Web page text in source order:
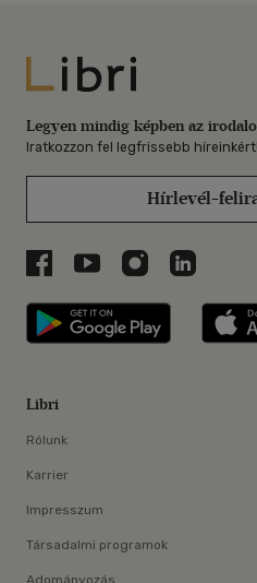
Libri
Legyen mindig képben az
Iratkozzon fel legfrissebb híreinkért!
Hírlevél-
Libri a Facebookon
Libri a Youtube-on
Libri azLibri a
Libri
Libri
Rólunk
Karrier
Impresszum
Társadalmi programok